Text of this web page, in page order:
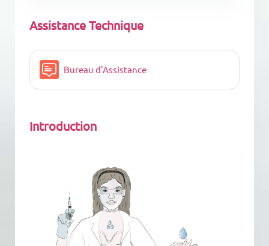
Assistance Technique
Bureau d'Assistance
Introduction